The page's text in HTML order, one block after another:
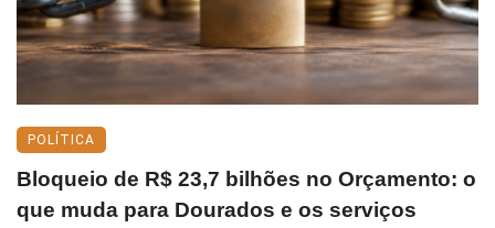
POLÍTICA
Bloqueio de R$ 23,7 bilhões no Orçamento: o
que muda para Dourados e os serviços